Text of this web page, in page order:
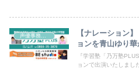
声優事務所ラディウス
【ナレーション
ョンを青山ゆり華
『学習塾「乃万塾
ョンで出演いたしまし